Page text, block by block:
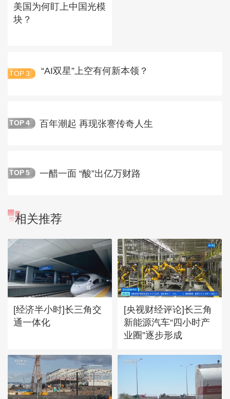
美国为何盯上中国光模
块？
TOP 3 “AI双星”上空有何新本领？
TOP 4 百年潮起 再现张謇传奇人生
TOP 5 一醋一面 “酸”出亿万财路
相关推荐
[经济半小时]长三角交
通一体化
[央视财经评论]长三角
新能源汽车“四小时产
业圈”逐步形成